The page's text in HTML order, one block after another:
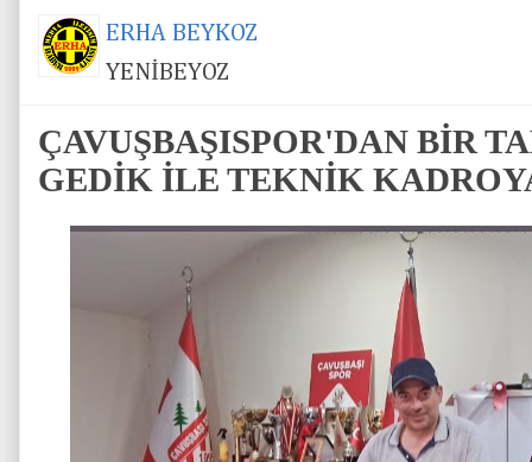
ERHA BEYKOZ
YENİBEYOZ
ÇAVUŞBAŞISPOR'DAN BİR
GEDİK İLE TEKNİK